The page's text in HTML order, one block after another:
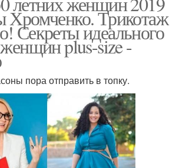
Хромченко. Трикотаж
Секреты идеального
женщин plus-size -
пора отправить в топку.